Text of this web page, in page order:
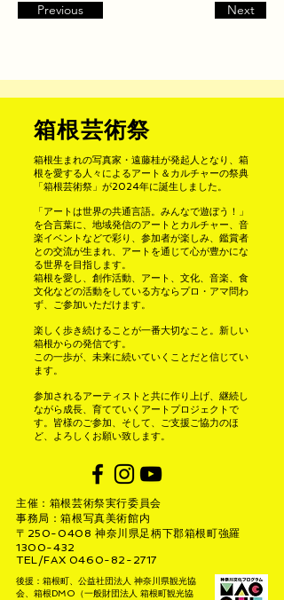
Previous Next
箱根芸術祭
箱根生まれの写真家・遠藤桂が発起人となり、箱
根を愛する人々によるアート＆カルチャーの祭典
「箱根芸術祭」が2024年に誕生しました。
「アートは世界の共通言語。みんなで遊ぼう！」
を合言葉に、地域発信のアートと カルチャー、音
楽イベントなどで彩り、参加者が楽しみ、鑑賞者
との交流が生まれ、 アートを通じて心が豊かにな
る世界を目指します。
箱根を愛し、創作活動、アート、文化、音楽、食
文化などの活動をしている方ならプロ・アマ問わ
ず、ご参加いただけます。
楽しく歩き続けることが一番大切なこと。新しい
箱根からの発信です。
この一歩が、未来に続いていくことだと信じてい
ます。
参加されるアーティストと共に作り上げ、継続し
ながら成長、育てていくアートプロジェクトで
す。皆様のご参加、そして、ご支援ご協力のほ
ど、よろしくお願い致します。
主催：箱根芸術祭実行委員会
事務局：箱根写真美術館内
〒250-0408 神奈川県足柄下郡箱根町強羅
1300-432
TEL/FAX 0460-82-2717
後援：箱根町、公益社団法人 神奈川県観光協
会、箱根DMO（一般財団法人 箱根町観光協